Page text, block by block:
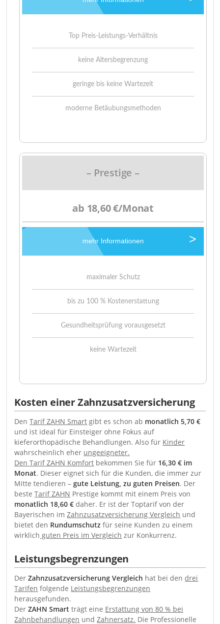
Top Preis-Leistungs-Verhältnis
keine Altersbegrenzung
geringe bis keine Wartezeit
moderne Betäubungsmethoden
– Prestige –
ab 18,60 €/Monat
mehr Informationen
maximaler Schutz
bis zu 100 % Kostenerstattung
Gesundheitsprüfung vorausgesetzt
keine Wartezeit
Kosten einer Zahnzusatzversicherung
DenTarif ZAHN Smart gibt es schon ab monatlich 5,70 €
und ist ideal für Einsteiger ohne Fokus auf
kieferorthopädische Behandlungen. Also für Kinder
wahrscheinlich eher ungeeigneter.
Den Tarif ZAHN Komfort bekommen Sie für 16,30 € im
Monat. Dieser eignet sich für die Kunden, die immer zur
Mitte tendieren – gute Leistung, zu guten Preisen. Der
besteTarif ZAHN Prestige kommt mit einem Preis von
monatlich 18,60 € daher. Er ist der Toptarif von der
Bayerischen imZahnzusatzversicherung Vergleich und
bietet den Rundumschutz für seine Kunden zu einem
wirklich guten Preis im Vergleich zur Konkurrenz.
Leistungsbegrenzungen
DerZahnzusatzversicherung Vergleich hat bei dendrei
Tarifen folgende Leistungsbegrenzungen
herausgefunden.
DerZAHN Smart trägt eine Erstattung von 80 % bei
Zahnbehandlungen undZahnersatz. Die Professionelle